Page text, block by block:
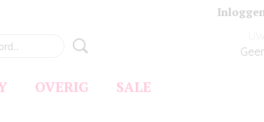
OVERIG SALE